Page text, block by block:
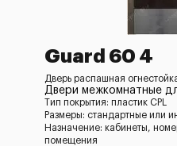
Guard 60 4
Дверь распашная
Двери межкомнатные
Тип покрытия: пластик CPL
Размеры: стандартные или
Назначение: кабинеты,
помещения